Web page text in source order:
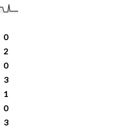
0
2
0
3
1
0
3